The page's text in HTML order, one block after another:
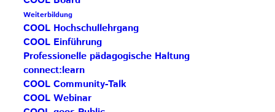
Weiterbildung
COOL Hochschullehrgang
COOL Einführung
Professionelle pädagogische Haltung
connect:learn
COOL Community-Talk
COOL Webinar
Save the Date: COOL Biennale 2027
BG Zaunergasse SBG – Partnerschule
Rezertifizierung HAK Neumarkt –
Impulsschule
BORG Murau – COOL Partnerschule